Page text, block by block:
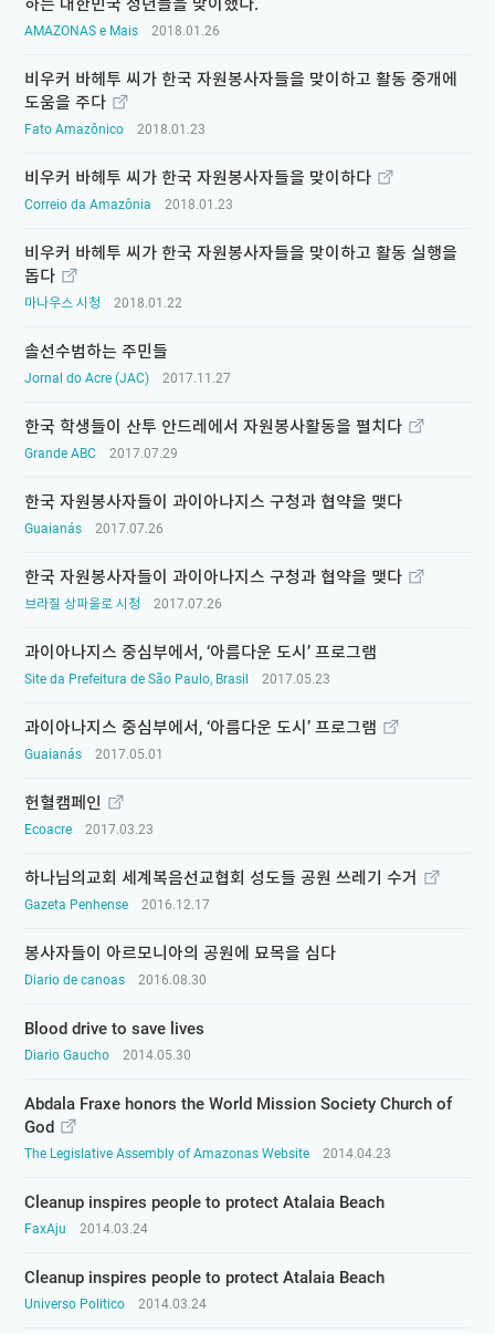
하는 대한민국 청년들을 맞이했다.
AMAZONAS e Mais 2018.01.26
비우커 바헤투 씨가 한국 자원봉사자들을 맞이하고 활동 중개에
도움을 주다
Fato Amazônico 2018.01.23
비우커 바헤투 씨가 한국 자원봉사자들을 맞이하다
Correio da Amazônia 2018.01.23
비우커 바헤투 씨가 한국 자원봉사자들을 맞이하고 활동 실행을
돕다
마나우스 시청 2018.01.22
솔선수범하는 주민들
Jornal do Acre (JAC) 2017.11.27
한국 학생들이 산투 안드레에서 자원봉사활동을 펼치다
Grande ABC 2017.07.29
한국 자원봉사자들이 과이아나지스 구청과 협약을 맺다
Guaianás 2017.07.26
한국 자원봉사자들이 과이아나지스 구청과 협약을 맺다
브라질 상파울로 시청 2017.07.26
과이아나지스 중심부에서, ‘아름다운 도시’ 프로그램
Site da Prefeitura de São Paulo, Brasil 2017.05.23
과이아나지스 중심부에서, ‘아름다운 도시’ 프로그램
Guaianás 2017.05.01
헌혈캠페인
Ecoacre 2017.03.23
하나님의교회 세계복음선교협회 성도들 공원 쓰레기 수거
Gazeta Penhense 2016.12.17
봉사자들이 아르모니아의 공원에 묘목을 심다
Diario de canoas 2016.08.30
Blood drive to save lives
Diario Gaucho 2014.05.30
Abdala Fraxe honors the World Mission Society Church of
God
The Legislative Assembly of Amazonas Website 2014.04.23
Cleanup inspires people to protect Atalaia Beach
FaxAju 2014.03.24
Cleanup inspires people to protect Atalaia Beach
Universo Politico 2014.03.24